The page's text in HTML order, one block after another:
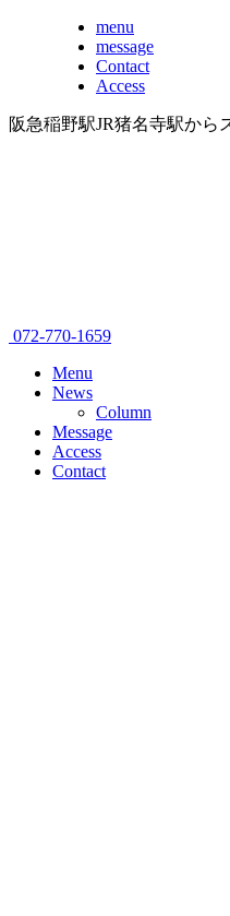
menu
message
Contact
Access
阪急稲野駅JR猪名寺駅から
072-770-1659
Menu
News
Column
Message
Access
Contact